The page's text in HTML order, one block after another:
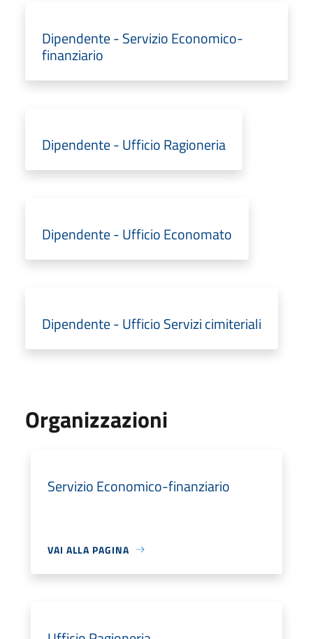
Dipendente - Servizio Economico-
finanziario
Dipendente - Ufficio Ragioneria
Dipendente - Ufficio Economato
Dipendente - Ufficio Servizi cimiteriali
Organizzazioni
Servizio Economico-finanziario
VAI ALLA PAGINA